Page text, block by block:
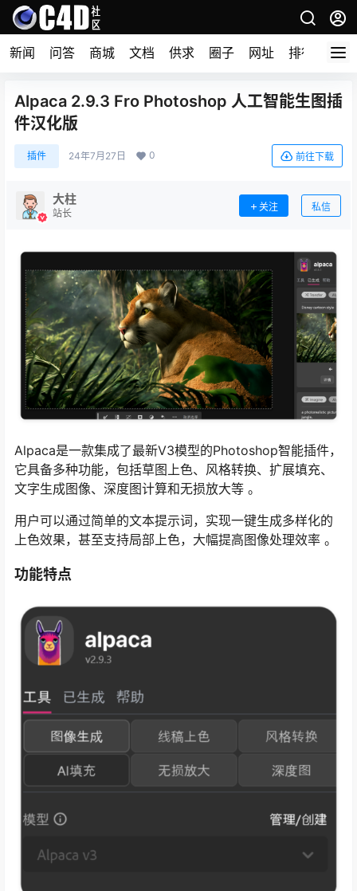
新闻 问答 商城 文档 供求 圈子 网址 排行榜
Alpaca 2.9.3 Fro Photoshop 人工智能生图插
件汉化版
插件 24年7月27日 0 前往下载
大柱
站长
关注 私信
Alpaca是一款集成了最新V3模型的Photoshop智能插件，
它具备多种功能，包括草图上色、风格转换、扩展填充、
文字生成图像、深度图计算和无损放大等 。
用户可以通过简单的文本提示词，实现一键生成多样化的
上色效果，甚至支持局部上色，大幅提高图像处理效率 。
功能特点